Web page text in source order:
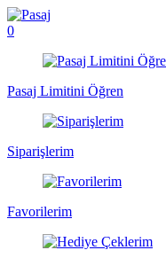
0
Pasaj Limitini Öğren
Siparişlerim
Favorilerim